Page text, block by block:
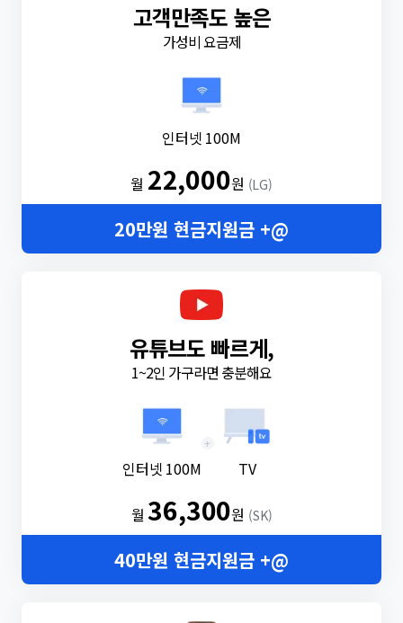
고객만족도 높은
가성비 요금제
인터넷 100M
월 22,000원 (LG)
20만원 현금지원금 +@
유튜브도 빠르게,
1~2인 가구라면 충분해요
인터넷 100M
+
TV
월36,300원 (SK)
40만원 현금지원금 +@